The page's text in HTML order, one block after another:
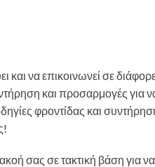
να επικοινωνεί σε
και προσαρμογές για να
φροντίδας και
σας σε τακτική βάση για να